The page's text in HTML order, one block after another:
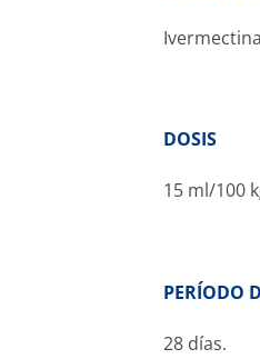
DOSIS
15 ml/100
PERÍODO
28 días.